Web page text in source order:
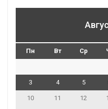
Пн Вт Ср
3 4 5
10 11 12